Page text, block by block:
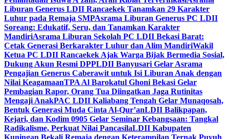
Liburan Generus LDII Rancaekek Tanamkan 29 Karakter
Luhur pada Remaja SMPAsrama Liburan Generus PC LDII
Soreang: Edukatif, Seru, dan Tanamkan Karakter
MandiriAsrama Liburan Sekolah PC LDII Bekasi Barat:
Cetak Generasi Berkarakter Luhur dan Alim MandiriWakil
Ketua PC LDII Rancaekek Ajak Warga Bijak Bermedia Sosial,
Dukung Akun Resmi DPPLDII Banyusari Gelar Asrama
Pengajian Generus Caberawit untuk Isi Liburan Anak dengan
Nilai KeagamaanTPA Al Barokatul Ghoni Bekasi Gelar
Pembagian Rapor, Orang Tua Diingatkan Jaga Rutinitas
Mengaji AnakPAC LDII Kaliabang Tengah Gelar Munaqosah,
Bentuk Generasi Muda Cinta Al-Qur’anLDII Balikpapan,
Kejari, dan Kodim 0905 Gelar Seminar Kebangsaan: Tangkal
Radikalisme, Perkuat Nilai PancasilaLDII Kabupaten